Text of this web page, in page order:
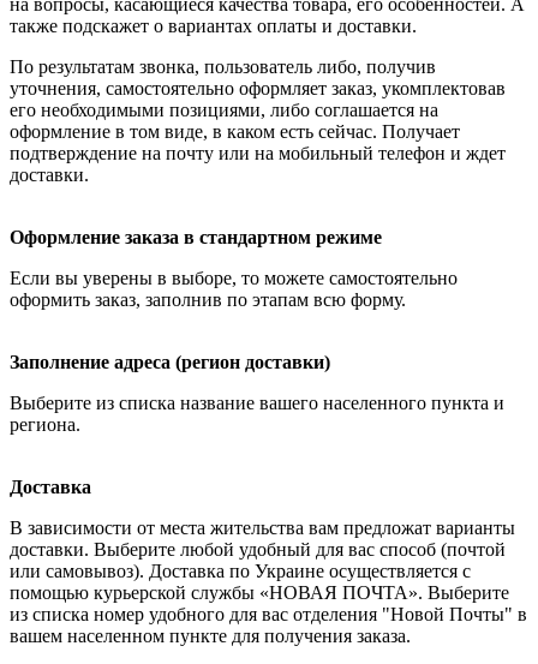
на вопросы, касающиеся качества товара, его особенностей. А
также подскажет о вариантах оплаты и доставки.
По результатам звонка, пользователь либо, получив
уточнения, самостоятельно оформляет заказ, укомплектовав
его необходимыми позициями, либо соглашается на
оформление в том виде, в каком есть сейчас. Получает
подтверждение на почту или на мобильный телефон и ждет
доставки.
Оформление заказа в стандартном режиме
Если вы уверены в выборе, то можете самостоятельно
оформить заказ, заполнив по этапам всю форму.
Заполнение адреса (регион доставки)
Выберите из списка название вашего населенного пункта и
региона.
Доставка
В зависимости от места жительства вам предложат варианты
доставки. Выберите любой удобный для вас способ (почтой
или самовывоз). Доставка по Украине осуществляется с
помощью курьерской службы «НОВАЯ ПОЧТА». Выберите
из списка номер удобного для вас отделения "Новой Почты" в
вашем населенном пункте для получения заказа.